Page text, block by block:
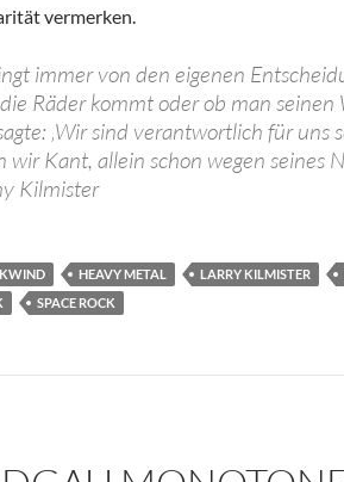
vermerken.
immer von den eigenen
Räder kommt oder ob man seinen
‚Wir sind verantwortlich für uns
wir Kant, allein schon wegen seines
Kilmister
HEAVY METAL LARRY KILMISTER
SPACE ROCK